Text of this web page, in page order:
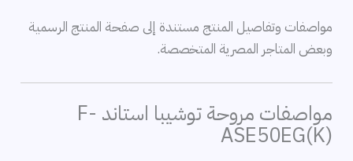
مواصفات وتفاصيل المنتج مستندة إلى صفحة المنتج الرسمية
وبعض المتاجر المصرية المتخصصة.
مواصفات مروحة توشيبا استاند F-
ASE50EG(K)